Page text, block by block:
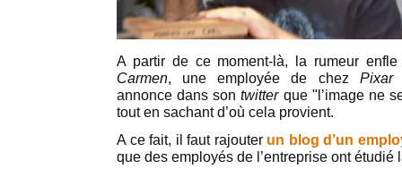
A partir de ce moment-là, la rumeur
Carmen, une employée de chez Pixar
annonce dans sontwitterque "l’image ne
tout en sachant d’où cela provient.
A ce fait, il faut rajouter un blog d’un
que des employés de l’entreprise ont étudié